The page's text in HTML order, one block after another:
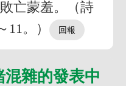
亡蒙羞。（詩
11。）
雜的發表中